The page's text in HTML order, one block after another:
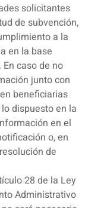
solicitantes
de subvención,
a la
en la base
caso de no
junto con
beneficiarias
dispuesto en la
en el
o, en
de
28 de la Ley
Administrativo